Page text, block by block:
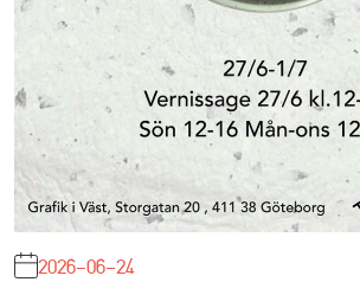
2026-06-24